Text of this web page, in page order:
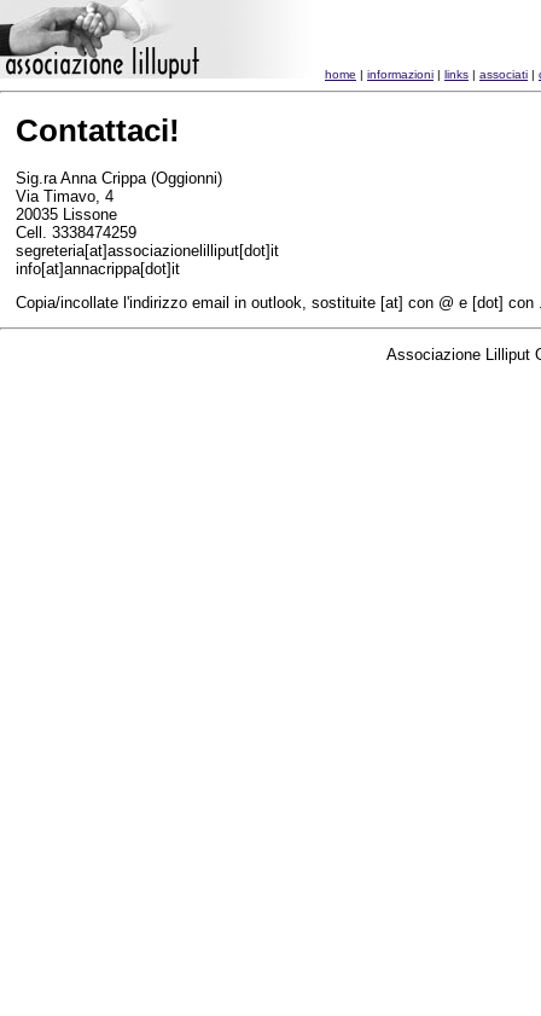
home | informazioni | links | associati |
Contattaci!
Sig.ra Anna Crippa (Oggionni)
Via Timavo, 4
20035 Lissone
Cell. 3338474259
segreteria[at]associazionelilliput[dot]it
info[at]annacrippa[dot]it
Copia/incollate l'indirizzo email in outlook, sostituite [at] con @ e [dot] con
Associazione Lilliput